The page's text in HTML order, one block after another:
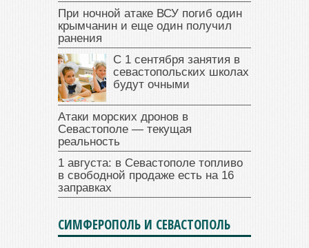
При ночной атаке ВСУ погиб один
крымчанин и еще один получил
ранения
С 1 сентября занятия в
севастопольских школах
будут очными
Атаки морских дронов в
Севастополе — текущая
реальность
1 августа: в Севастополе топливо
в свободной продаже есть на 16
заправках
СИМФЕРОПОЛЬ И СЕВАСТОПОЛЬ